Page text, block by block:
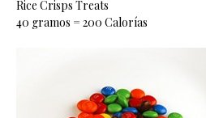
Rice Crisps Treats
40 gramos = 200 Calorías